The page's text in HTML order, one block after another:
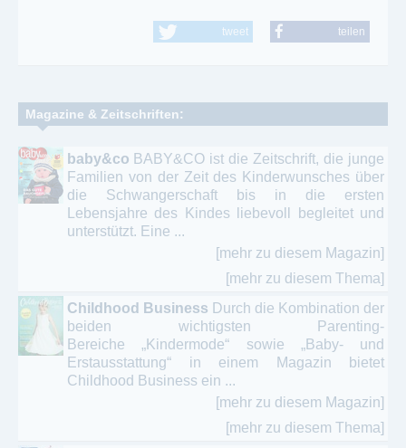
tweet teilen
Magazine & Zeitschriften:
baby&co BABY&CO ist die Zeitschrift, die junge
Familien von der Zeit des Kinderwunsches über
die Schwangerschaft bis in die ersten
Lebensjahre des Kindes liebevoll begleitet und
unterstützt. Eine ...
[mehr zu diesem Magazin]
[mehr zu diesem Thema]
Childhood Business Durch die Kombination der
beiden wichtigsten Parenting-
Bereiche „Kindermode“ sowie „Baby- und
Erstausstattung“ in einem Magazin bietet
Childhood Business ein ...
[mehr zu diesem Magazin]
[mehr zu diesem Thema]